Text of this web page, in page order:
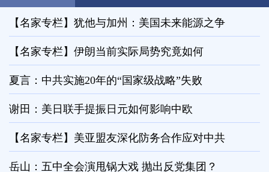
【名家专栏】犹他与加州：美国未来能源之争
【名家专栏】伊朗当前实际局势究竟如何
夏言：中共实施20年的“国家级战略”失败
谢田：美日联手提振日元如何影响中欧
【名家专栏】美亚盟友深化防务合作应对中共
岳山：五中全会演甩锅大戏 抛出反党集团？